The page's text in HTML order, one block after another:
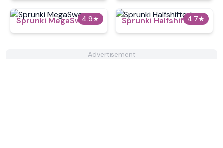
4.9★
Sprunki MegaSwap 4.7★
Sprunki Halfshifted
Advertisement